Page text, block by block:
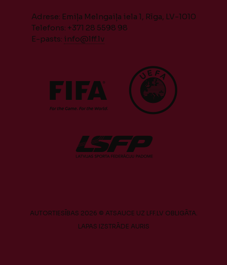
Adrese: Emiļa Melngaiļa iela 1, Rīga, LV-1010
Telefons: +371 28 5598 98
E-pasts: info@lff.lv
AUTORTIESĪBAS 2026 © ATSAUCE UZ LFF.LV OBLIGĀTA.
LAPAS IZSTRĀDE AURIS